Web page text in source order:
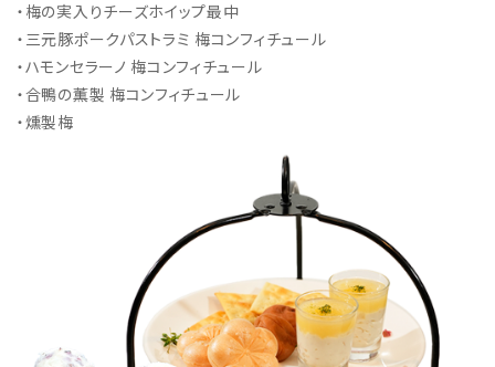
・梅の実入りチーズホイップ最中
・三元豚ポークパストラミ 梅コンフィチュール
・ハモンセラーノ 梅コンフィチュール
・合鴨の薫製 梅コンフィチュール
・燻製梅